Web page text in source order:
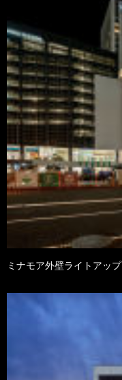
ミナモア外壁ライトアップ